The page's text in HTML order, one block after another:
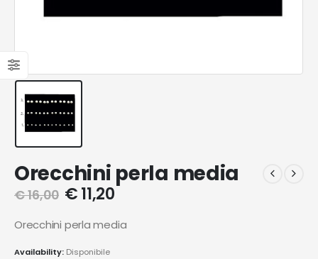
Orecchini perla media
€16,00 €11,20
Orecchini perla media
Availability: Disponibile